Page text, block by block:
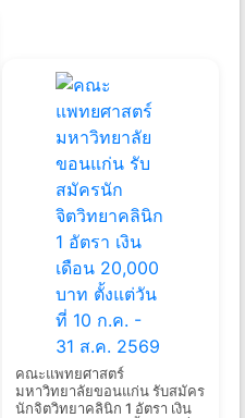
คณะแพทยศาสตร์
มหาวิทยาลัยขอนแก่น รับสมัคร
นักจิตวิทยาคลินิก 1 อัตรา เงิน